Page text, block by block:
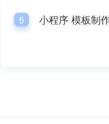
5 小程序 模板制